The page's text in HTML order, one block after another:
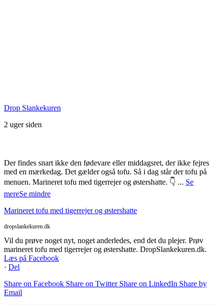
Drop Slankekuren
2 uger siden
Der findes snart ikke den fødevare eller middagsret, der ikke fejres
med en mærkedag. Det gælder også tofu. Så i dag står der tofu på
menuen. Marineret tofu med tigerrejer og østershatte. 👇 ... Se
mereSe mindre
Marineret tofu med tigerrejer og østershatte
dropslankekuren.dk
Vil du prøve noget nyt, noget anderledes, end det du plejer. Prøv
marineret tofu med tigerrejer og østershatte. DropSlankekuren.dk.
Læs på Facebook
· Del
Share on Facebook Share on Twitter Share on LinkedIn Share by
Email